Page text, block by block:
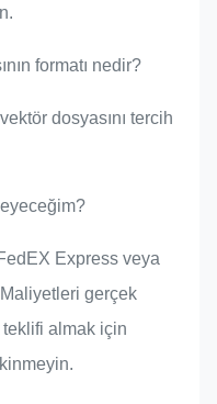
formatı nedir?
dosyasını tercih
Express veya
gerçek
teklifi almak için